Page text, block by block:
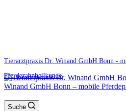
Tierarztpraxis Dr. Winand GmbH Bonn -
Pferdezahnheilkunde
Suche